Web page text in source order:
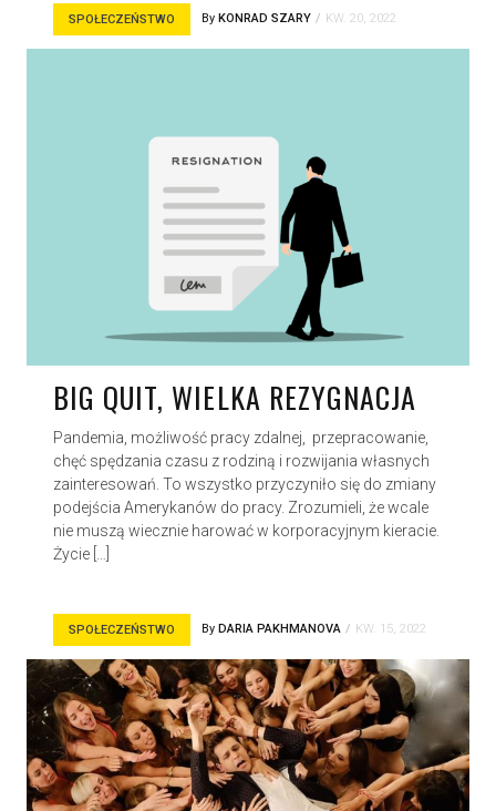
SPOŁECZEŃSTWO By KONRAD SZARY KW. 20, 2022
BIG QUIT, WIELKA REZYGNACJA
Pandemia, możliwość pracy zdalnej, przepracowanie,
chęć spędzania czasu z rodziną i rozwijania własnych
zainteresowań. To wszystko przyczyniło się do zmiany
podejścia Amerykanów do pracy. Zrozumieli, że wcale
nie muszą wiecznie harować w korporacyjnym kieracie.
Życie […]
SPOŁECZEŃSTWO By DARIA PAKHMANOVA KW. 15, 2022